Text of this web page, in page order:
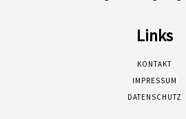
Links
KONTAKT
IMPRESSUM
DATENSCHUTZ